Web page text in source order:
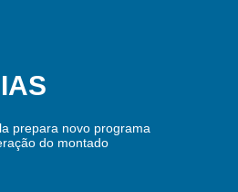
prepara novo programa
do montado